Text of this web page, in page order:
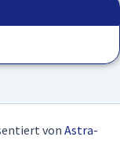
von Astra-